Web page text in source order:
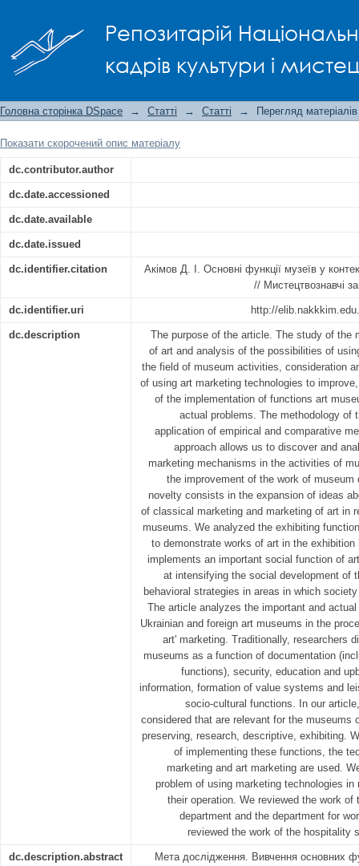
Репозитарій
кадрів культури і
Головна сторінка DSpace → Статті → Статті → Перегляд матеріалів
Показати скорочений опис матеріалу
dc.contributor.author
dc.date.accessioned
dc.date.available
dc.date.issued
dc.identifier.citation
Акімов Д. І. Основні функції музеїв у
// Мистецтвознавчі
dc.identifier.uri http://
dc.description
The purpose of the article. The study of the
of art and analysis of the possibilities of
the field of museum activities, consideration
of using art marketing technologies to
of the implementation of functions art
actual problems. The methodology of
application of empirical and comparative
approach allows us to discover and
marketing mechanisms in the activities of
the improvement of the work of
novelty consists in the expansion of ideas
of classical marketing and marketing of art in
museums. We analyzed the exhibiting
to demonstrate works of art in the
implements an important social function of
at intensifying the social development of
behavioral strategies in areas in which
The article analyzes the important and
Ukrainian and foreign art museums in the
art' marketing. Traditionally, researchers
museums as a function of documentation
functions), security, education and
information, formation of value systems and
socio-cultural functions. In our
considered that are relevant for the museums
preserving, research, descriptive, exhibiting.
of implementing these functions, the
marketing and art marketing are used.
problem of using marketing technologies
their operation. We reviewed the work of
department and the department for
reviewed the work of the hospitality
dc.description.abstract
Мета дослідження. Вивчення основних